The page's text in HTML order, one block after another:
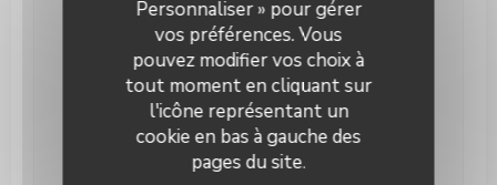
Personnaliser » pour gérer
vos préférences. Vous
pouvez modifier vos choix à
tout moment en cliquant sur
l'icône représentant un
cookie en bas à gauche des
pages du site.
11h30 - 14h30 • 17h00 - 00h00
11h30 - 14h30 • 17h00 - 01h00